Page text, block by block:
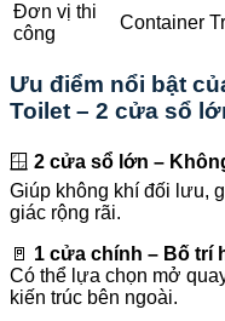
Đơn vị thi
công
Container
Ưu điểm nổi bật
Toilet – 2 cửa sổ
🪟 2 cửa sổ lớn –
Giúp không khí đối lưu,
giác rộng rãi.
🚪 1 cửa chính – Bố trí
Có thể lựa chọn mở
kiến trúc bên ngoài.